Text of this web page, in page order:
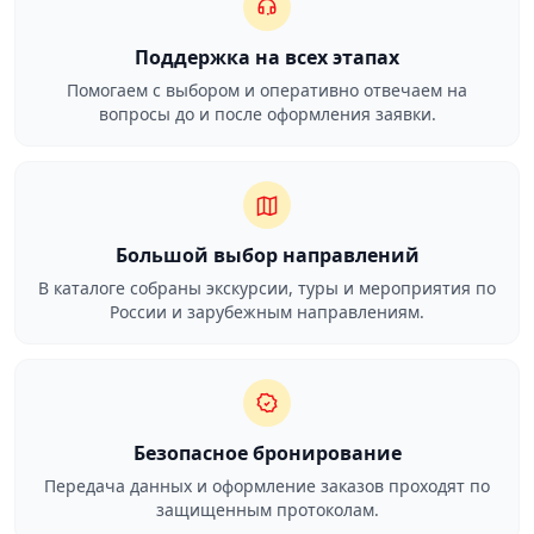
Поддержка на всех этапах
Помогаем с выбором и оперативно отвечаем на
вопросы до и после оформления заявки.
Большой выбор направлений
В каталоге собраны экскурсии, туры и мероприятия по
России и зарубежным направлениям.
Безопасное бронирование
Передача данных и оформление заказов проходят по
защищенным протоколам.